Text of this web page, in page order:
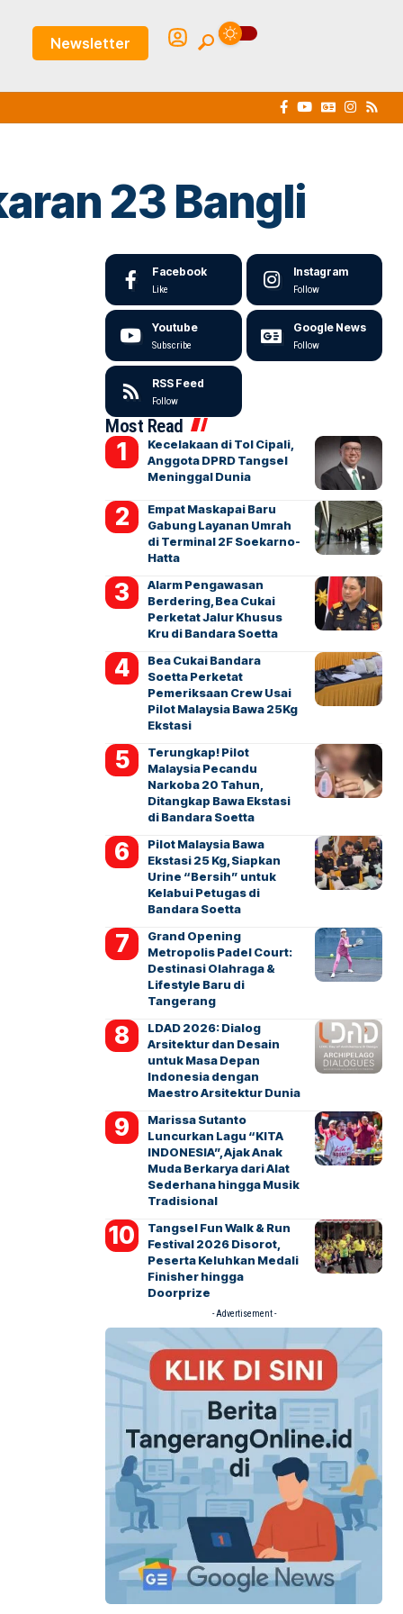
Newsletter
23 Bangli
Facebook
Like
Instagram
Follow
Youtube
Subscribe
Google News
Follow
RSS Feed
Follow
Most Read
Kecelakaan di Tol Cipali,
Anggota DPRD Tangsel
Meninggal Dunia
Empat Maskapai Baru
Gabung Layanan Umrah
di Terminal 2F Soekarno-
Hatta
Alarm Pengawasan
Berdering, Bea Cukai
Perketat Jalur Khusus
Kru di Bandara Soetta
Bea Cukai Bandara
Soetta Perketat
Pemeriksaan Crew Usai
Pilot Malaysia Bawa 25Kg
Ekstasi
Terungkap! Pilot
Malaysia Pecandu
Narkoba 20 Tahun,
Ditangkap Bawa Ekstasi
di Bandara Soetta
Pilot Malaysia Bawa
Ekstasi 25 Kg, Siapkan
Urine “Bersih” untuk
Kelabui Petugas di
Bandara Soetta
Grand Opening
Metropolis Padel Court:
Destinasi Olahraga &
Lifestyle Baru di
Tangerang
LDAD 2026: Dialog
Arsitektur dan Desain
untuk Masa Depan
Indonesia dengan
Maestro Arsitektur Dunia
Marissa Sutanto
Luncurkan Lagu “KITA
INDONESIA”, Ajak Anak
Muda Berkarya dari Alat
Sederhana hingga Musik
Tradisional
Tangsel Fun Walk & Run
Festival 2026 Disorot,
Peserta Keluhkan Medali
Finisher hingga
Doorprize
- Advertisement -